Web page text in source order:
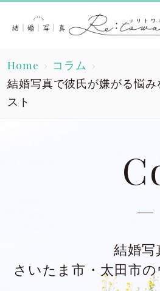
トップ
Top
洋装スタジオ
Dress studio
Kimono studio
太田店ギャラリ
Home
コラム
結婚写真で彼氏が嫌がる悩
スト
結婚
さいたま市・太田市